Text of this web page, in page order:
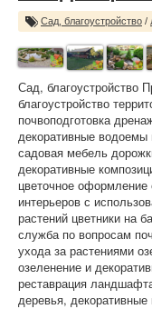
Сад, благоустройство /
Сад, благоустройство
благоустройство
почвоподготовка
декоративные
садовая мебель
декоративные
цветочное оформление
интерьеров с
растений цветники на
служба по вопросам
ухода за растениями
озеленение и
реставрация
деревья, декоративные